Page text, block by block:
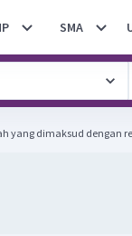
SMA
yang dimaksud dengan